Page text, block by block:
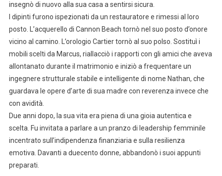
insegnò di nuovo alla sua casa a sentirsi sicura.
I dipinti furono ispezionati da un restauratore e rimessi al loro
posto. L’acquerello di Cannon Beach tornò nel suo posto d’onore
vicino al camino. L’orologio Cartier tornò al suo polso. Sostituì i
mobili scelti da Marcus, riallacciò i rapporti con gli amici che aveva
allontanato durante il matrimonio e iniziò a frequentare un
ingegnere strutturale stabile e intelligente di nome Nathan, che
guardava le opere d’arte di sua madre con reverenza invece che
con avidità.
Due anni dopo, la sua vita era piena di una gioia autentica e
scelta. Fu invitata a parlare a un pranzo di leadership femminile
incentrato sull’indipendenza finanziaria e sulla resilienza
emotiva. Davanti a duecento donne, abbandonò i suoi appunti
preparati.